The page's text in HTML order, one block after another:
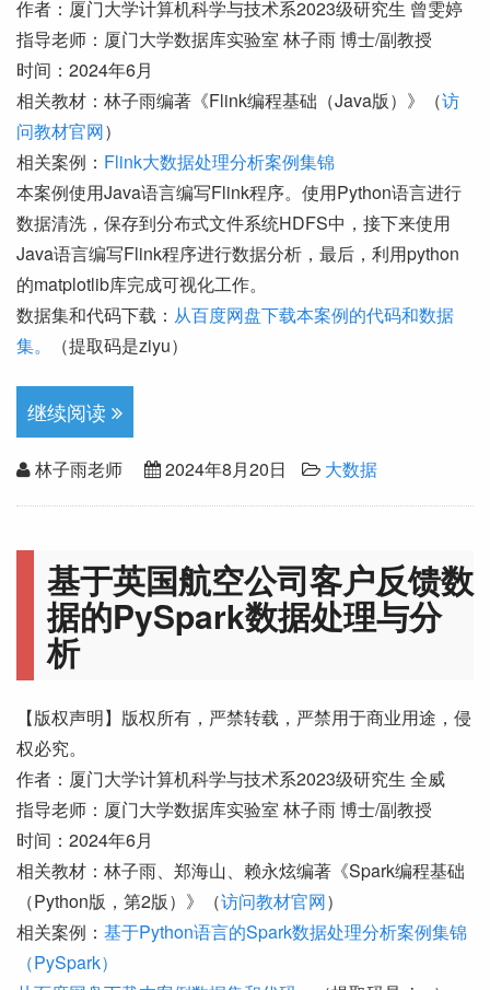
作者：厦门大学计算机科学与技术系2023级研究生 曾雯婷
指导老师：厦门大学数据库实验室 林子雨 博士/副教授
时间：2024年6月
相关教材：林子雨编著《Flink编程基础（Java版）》（访
问教材官网）
相关案例： Flink大数据处理分析案例集锦
本案例使用Java语言编写Flink程序。使用Python语言进行
数据清洗，保存到分布式文件系统HDFS中，接下来使用
Java语言编写Flink程序进行数据分析，最后，利用python
的matplotlib库完成可视化工作。
数据集和代码下载： 从百度网盘下载本案例的代码和数据
集。
（提取码是ziyu）
继续阅读
林子雨老师 2024年8月20日 大数据
基于英国航空公司客户反馈数
据的PySpark数据处理与分
析
【版权声明】版权所有，严禁转载，严禁用于商业用途，侵
权必究。
作者：厦门大学计算机科学与技术系2023级研究生 全威
指导老师：厦门大学数据库实验室 林子雨 博士/副教授
时间：2024年6月
相关教材：林子雨、郑海山、赖永炫编著《Spark编程基础
（Python版，第2版）》（访问教材官网）
相关案例： 基于Python语言的Spark数据处理分析案例集锦
（PySpark）